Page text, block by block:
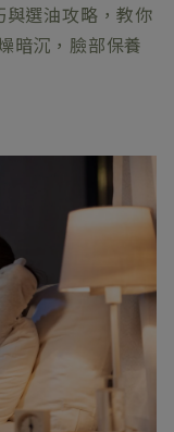
選油攻略，教你
暗沉，臉部保養